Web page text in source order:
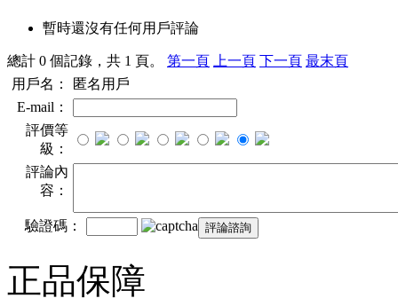
暫時還沒有任何用戶評論
總計 0 個記錄，共 1 頁。 第一頁 上一頁 下一頁 最末頁
用戶名：
匿名用戶
E-mail：
評價等
級：
評論內
容：
驗證碼：
正品保障